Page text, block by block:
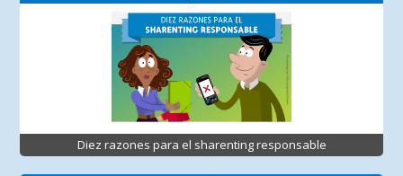
Diez razones para el sharenting responsable